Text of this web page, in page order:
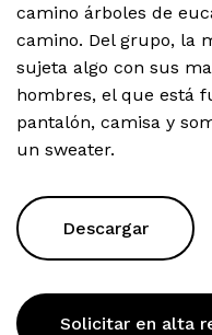
camino árboles de
camino. Del grupo, la
sujeta algo con sus
hombres, el que está
pantalón, camisa y
un sweater.
Descargar
Solicitar en alta